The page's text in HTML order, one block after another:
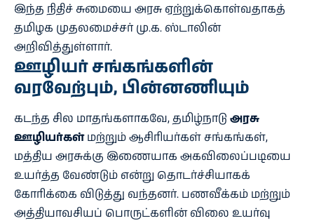
இந்த நிதிச் சுமையை அரசு ஏற்றுக்கொள்வதாகத்
தமிழக முதலமைச்சர் மு.க. ஸ்டாலின்
அறிவித்துள்ளார்.
ஊழியர் சங்கங்களின்
வரவேற்பும், பின்னணியும்
கடந்த சில மாதங்களாகவே, தமிழ்நாடு அரசு
ஊழியர்கள்மற்றும் ஆசிரியர்கள் சங்கங்கள்,
மத்திய அரசுக்கு இணையாக அகவிலைப்படியை
உயர்த்த வேண்டும் என்று தொடர்ச்சியாகக்
கோரிக்கை விடுத்து வந்தனர். பணவீக்கம் மற்றும்
அத்தியாவசியப் பொருட்களின் விலை உயர்வு